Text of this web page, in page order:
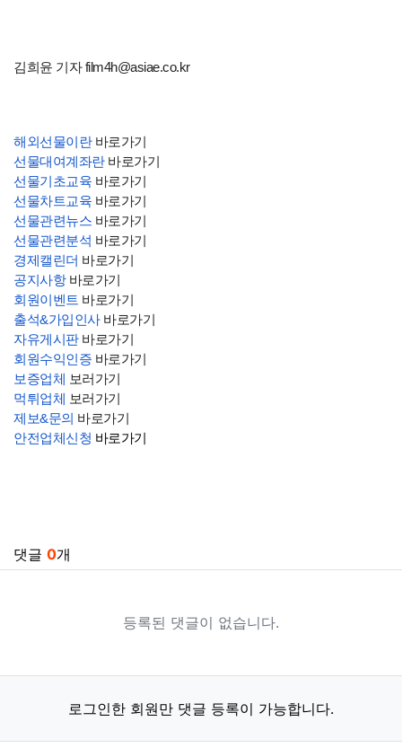
김희윤 기자 film4h@asiae.co.kr
해외선물이란바로가기
선물대여계좌란바로가기
선물기초교육 바로가기
선물차트교육 바로가기
선물관련뉴스 바로가기
선물관련분석 바로가기
경제캘린더 바로가기
공지사항바로가기
회원이벤트 바로가기
출석&가입인사바로가기
자유게시판바로가기
회원수익인증 바로가기
보증업체 보러가기
먹튀업체 보러가기
제보&문의 바로가기
안전업체신청 바로가기
댓글 0개
등록된 댓글이 없습니다.
로그인한 회원만 댓글 등록이 가능합니다.